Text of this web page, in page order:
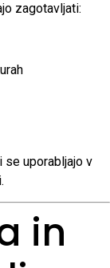
zagotavljati:
uporabljajo v
in